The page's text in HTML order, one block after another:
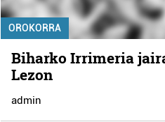
OROKORRA
Biharko Irrimeria
Lezon
admin